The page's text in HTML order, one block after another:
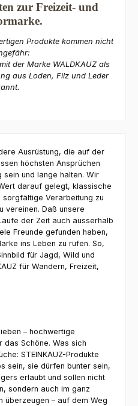
zur Freizeit- und
Produkte kommen nicht
der Marke WALDKAUZ als
aus Loden, Filz und Leder
Ausrüstung, die auf der
höchsten Ansprüchen
und lange halten. Wir
darauf gelegt, klassische
sorgfältige Verarbeitung zu
vereinen. Daß unsere
der Zeit auch ausserhalb
Freunde gefunden haben,
ins Leben zu rufen. So,
für Jagd, Wild und
für Wandern, Freizeit,
– hochwertige
das Schöne. Was sich
STEINKAUZ-Produkte
sein, sie dürfen bunter sein,
erlaubt und sollen nicht
sondern auch im ganz
überzeugen – auf dem Weg